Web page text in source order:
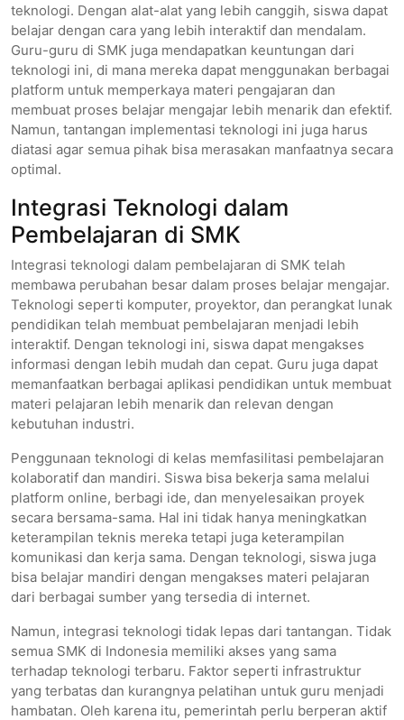
teknologi. Dengan alat-alat yang lebih canggih, siswa dapat
belajar dengan cara yang lebih interaktif dan mendalam.
Guru-guru di SMK juga mendapatkan keuntungan dari
teknologi ini, di mana mereka dapat menggunakan berbagai
platform untuk memperkaya materi pengajaran dan
membuat proses belajar mengajar lebih menarik dan efektif.
Namun, tantangan implementasi teknologi ini juga harus
diatasi agar semua pihak bisa merasakan manfaatnya secara
optimal.
Integrasi Teknologi dalam
Pembelajaran di SMK
Integrasi teknologi dalam pembelajaran di SMK telah
membawa perubahan besar dalam proses belajar mengajar.
Teknologi seperti komputer, proyektor, dan perangkat lunak
pendidikan telah membuat pembelajaran menjadi lebih
interaktif. Dengan teknologi ini, siswa dapat mengakses
informasi dengan lebih mudah dan cepat. Guru juga dapat
memanfaatkan berbagai aplikasi pendidikan untuk membuat
materi pelajaran lebih menarik dan relevan dengan
kebutuhan industri.
Penggunaan teknologi di kelas memfasilitasi pembelajaran
kolaboratif dan mandiri. Siswa bisa bekerja sama melalui
platform online, berbagi ide, dan menyelesaikan proyek
secara bersama-sama. Hal ini tidak hanya meningkatkan
keterampilan teknis mereka tetapi juga keterampilan
komunikasi dan kerja sama. Dengan teknologi, siswa juga
bisa belajar mandiri dengan mengakses materi pelajaran
dari berbagai sumber yang tersedia di internet.
Namun, integrasi teknologi tidak lepas dari tantangan. Tidak
semua SMK di Indonesia memiliki akses yang sama
terhadap teknologi terbaru. Faktor seperti infrastruktur
yang terbatas dan kurangnya pelatihan untuk guru menjadi
hambatan. Oleh karena itu, pemerintah perlu berperan aktif